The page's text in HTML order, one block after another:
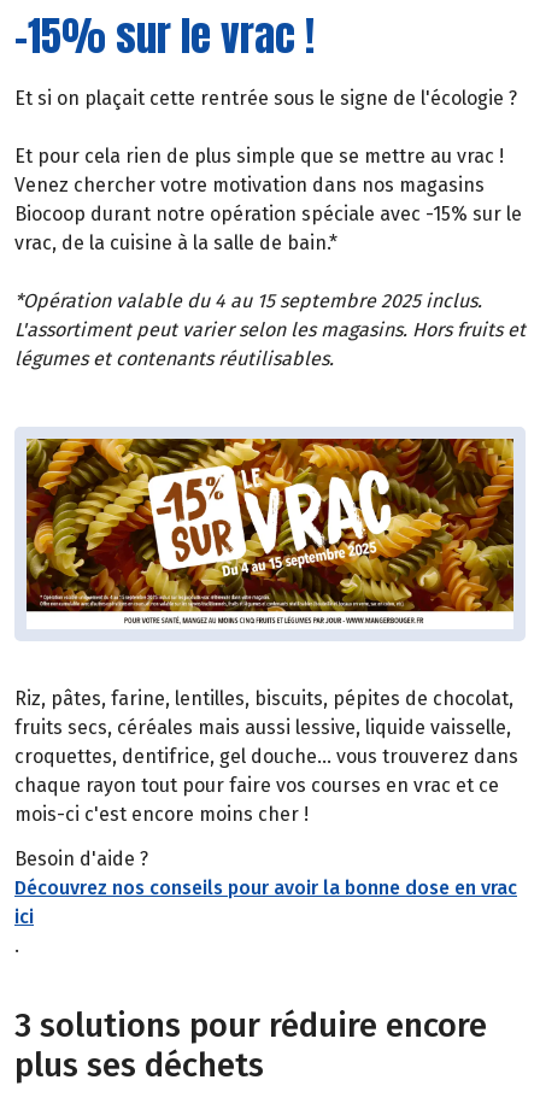
-15% sur le vrac !
Et si on plaçait cette rentrée sous le signe de l'écologie ?
Et pour cela rien de plus simple que se mettre au vrac !
Venez chercher votre motivation dans nos magasins
Biocoop durant notre opération spéciale avec -15% sur le
vrac, de la cuisine à la salle de bain.*
*Opération valable du 4 au 15 septembre 2025 inclus.
L'assortiment peut varier selon les magasins. Hors fruits et
légumes et contenants réutilisables.
Riz, pâtes, farine, lentilles, biscuits, pépites de chocolat,
fruits secs, céréales mais aussi lessive, liquide vaisselle,
croquettes, dentifrice, gel douche... vous trouverez dans
chaque rayon tout pour faire vos courses en vrac et ce
mois-ci c'est encore moins cher !
Besoin d'aide ?
Découvrez nos conseils pour avoir la bonne dose en vrac
ici
.
3 solutions pour réduire encore
plus ses déchets